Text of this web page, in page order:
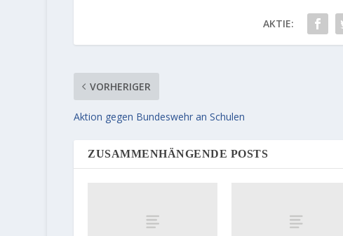
AKTIE:
VORHERIGER
Aktion gegen Bundeswehr an Schulen
ZUSAMMENHÄNGENDE POSTS